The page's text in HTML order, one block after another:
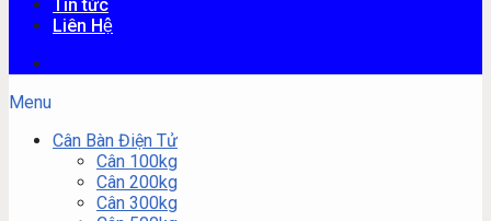
Tin tức
Liên Hệ
Menu
Cân Bàn Điện Tử
Cân 100kg
Cân 200kg
Cân 300kg